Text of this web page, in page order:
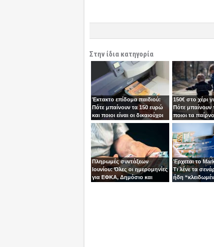
Στην ίδια κατηγορία
Έκτακτο επίδομα παιδιού:
Πότε μπαίνουν τα 150 ευρώ
και ποιοι είναι οι δικαιούχοι
150€ στο χέρι
Πότε μπαίνουν
ποιοι τα
Πληρωμές συντάξεων
Ιουνίου: Όλες οι ημερομηνίες
για ΕΦΚΑ, Δημόσιο και
Έρχεται το
Τι λένε τα
ήδη